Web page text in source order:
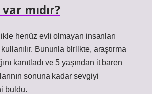
var mıdır?
henüz evli olmayan insanları
Bununla birlikte, araştırma
kanıtladı ve 5 yaşından itibaren
sonuna kadar sevgiyi
buldu.